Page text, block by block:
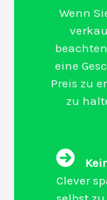
Wenn
eine
Preis zu
zu
Clever